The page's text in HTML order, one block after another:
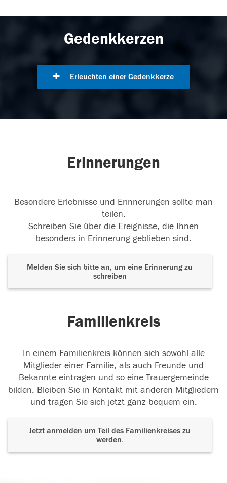
Gedenkkerzen
Erleuchten einer Gedenkkerze
Erinnerungen
Besondere Erlebnisse und Erinnerungen sollte man
teilen.
Schreiben Sie über die Ereignisse, die Ihnen
besonders in Erinnerung geblieben sind.
Melden Sie sich bitte an, um eine Erinnerung zu
schreiben
Familienkreis
In einem Familienkreis können sich sowohl alle
Mitglieder einer Familie, als auch Freunde und
Bekannte eintragen und so eine Trauergemeinde
bilden. Bleiben Sie in Kontakt mit anderen Mitgliedern
und tragen Sie sich jetzt ganz bequem ein.
Jetzt anmelden um Teil des Familienkreises zu
werden.